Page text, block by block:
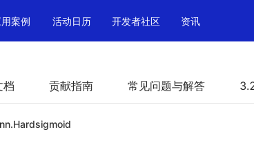
案例 活动日历 开发者社区 资讯
档 贡献指南 常见问题与解答